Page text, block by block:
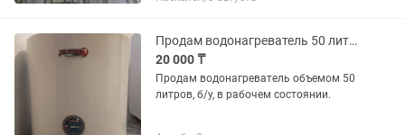
(газовые проточные водонагреватели)
Продам водонагреватель 50 литров
20 000 ₸
Продам водонагреватель объемом 50
литров, б/у, в рабочем состоянии.